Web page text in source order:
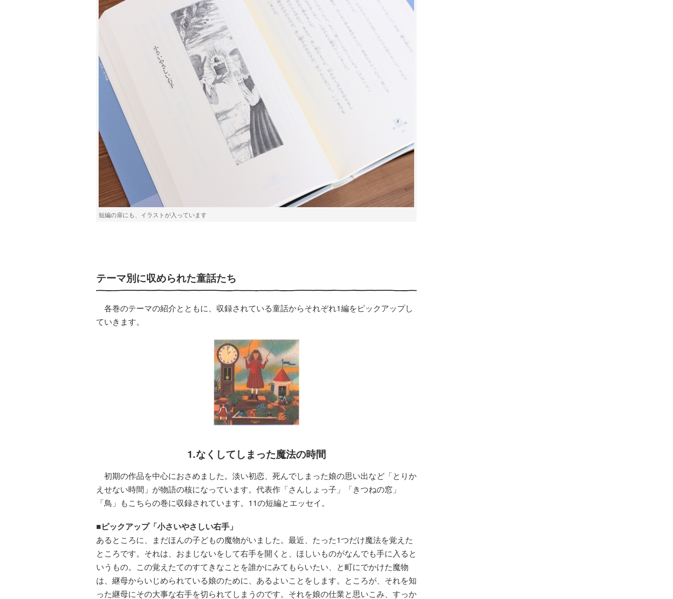
短編の扉にも、イラストが入っています
テーマ別に収められた童話たち
各巻のテーマの紹介とともに、収録されている童話からそれぞれ1編をピックアップし
ていきます。
1.なくしてしまった魔法の時間
初期の作品を中心におさめました。淡い初恋、死んでしまった娘の思い出など「とりか
えせない時間」が物語の核になっています。代表作「さんしょっ子」「きつねの窓」
「鳥」もこちらの巻に収録されています。11の短編とエッセイ。
■ピックアップ「小さいやさしい右手」
あるところに、まだほんの子どもの魔物がいました。最近、たった1つだけ魔法を覚えた
ところです。それは、おまじないをして右手を開くと、ほしいものがなんでも手に入ると
いうもの。この覚えたてのすてきなことを誰かにみてもらいたい、と町にでかけた魔物
は、継母からいじめられている娘のために、あるよいことをします。ところが、それを知
った継母にその大事な右手を切られてしまうのです。それを娘の仕業と思いこみ、すっか